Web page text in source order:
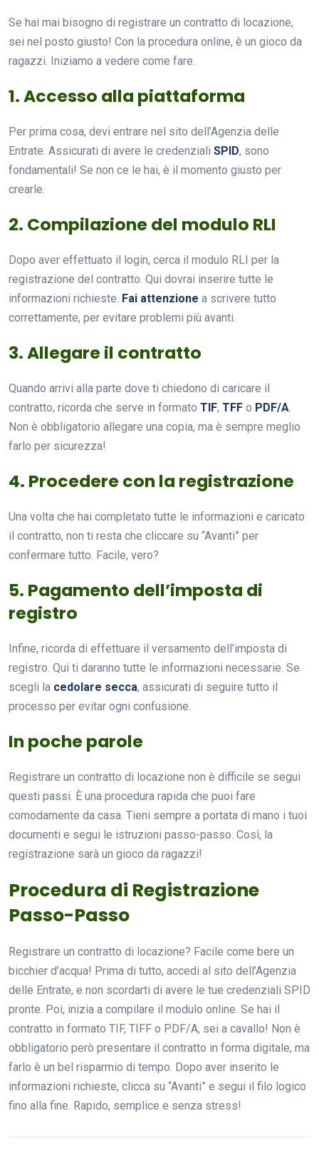
Se hai mai bisogno di registrare un contratto di locazione,
sei nel posto giusto! Con la procedura online, è un gioco da
ragazzi. Iniziamo a vedere come fare.
1. Accesso alla piattaforma
Per prima cosa, devi entrare nel sito dell’Agenzia delle
Entrate. Assicurati di avere le credenziali SPID, sono
fondamentali! Se non ce le hai, è il momento giusto per
crearle.
2. Compilazione del modulo RLI
Dopo aver effettuato il login, cerca il modulo RLI per la
registrazione del contratto. Qui dovrai inserire tutte le
informazioni richieste. Fai attenzione a scrivere tutto
correttamente, per evitare problemi più avanti.
3. Allegare il contratto
Quando arrivi alla parte dove ti chiedono di caricare il
contratto, ricorda che serve in formato TIF, TFF o PDF/A.
Non è obbligatorio allegare una copia, ma è sempre meglio
farlo per sicurezza!
4. Procedere con la registrazione
Una volta che hai completato tutte le informazioni e caricato
il contratto, non ti resta che cliccare su “Avanti” per
confermare tutto. Facile, vero?
5. Pagamento dell’imposta di
registro
Infine, ricorda di effettuare il versamento dell’imposta di
registro. Qui ti daranno tutte le informazioni necessarie. Se
scegli la cedolare secca, assicurati di seguire tutto il
processo per evitar ogni confusione.
In poche parole
Registrare un contratto di locazione non è difficile se segui
questi passi. È una procedura rapida che puoi fare
comodamente da casa. Tieni sempre a portata di mano i tuoi
documenti e segui le istruzioni passo-passo. Così, la
registrazione sarà un gioco da ragazzi!
Procedura di Registrazione
Passo-Passo
Registrare un contratto di locazione? Facile come bere un
bicchier d’acqua! Prima di tutto, accedi al sito dell’Agenzia
delle Entrate, e non scordarti di avere le tue credenziali SPID
pronte. Poi, inizia a compilare il modulo online. Se hai il
contratto in formato TIF, TIFF o PDF/A, sei a cavallo! Non è
obbligatorio però presentare il contratto in forma digitale, ma
farlo è un bel risparmio di tempo. Dopo aver inserito le
informazioni richieste, clicca su “Avanti” e segui il filo logico
fino alla fine. Rapido, semplice e senza stress!